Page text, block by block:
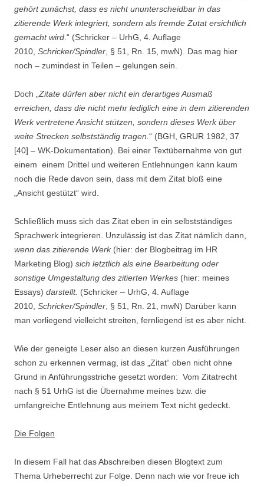
gehört zunächst, dass es nicht ununterscheidbar in das
zitierende Werk integriert, sondern als fremde Zutat ersichtlich
gemacht wird .“ (Schricker – UrhG, 4. Auflage
2010, Schricker/Spindler , § 51, Rn. 15, mwN). Das mag hier
noch – zumindest in Teilen – gelungen sein.
Doch „ Zitate dürfen aber nicht ein derartiges Ausmaß
erreichen, dass die nicht mehr lediglich eine in dem zitierenden
Werk vertretene Ansicht stützen, sondern dieses Werk über
weite Strecken selbstständig tragen. “ (BGH, GRUR 1982, 37
[40] – WK-Dokumentation). Bei einer Textübernahme von gut
einem einem Drittel und weiteren Entlehnungen kann kaum
noch die Rede davon sein, dass mit dem Zitat bloß eine
„Ansicht gestützt“ wird.
Schließlich muss sich das Zitat eben in ein selbstständiges
Sprachwerk integrieren. Unzulässig ist das Zitat nämlich dann,
wenn das zitierende Werk (hier: der Blogbeitrag im HR
Marketing Blog) sich letztlich als eine Bearbeitung oder
sonstige Umgestaltung des zitierten Werkes (hier: meines
Essays) darstellt. (Schricker – UrhG, 4. Auflage
2010, Schricker/Spindler , § 51, Rn. 21, mwN) Darüber kann
man vorliegend vielleicht streiten, fernliegend ist es aber nicht.
Wie der geneigte Leser also an diesen kurzen Ausführungen
schon zu erkennen vermag, ist das „Zitat“ oben nicht ohne
Grund in Anführungsstriche gesetzt worden: Vom Zitatrecht
nach § 51 UrhG ist die Übernahme meines bzw. die
umfangreiche Entlehnung aus meinem Text nicht gedeckt.
Die Folgen
In diesem Fall hat das Abschreiben diesen Blogtext zum
Thema Urheberrecht zur Folge. Denn nach wie vor freue ich